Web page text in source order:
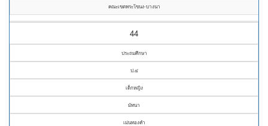
คณะเขตพระโขนง-บางนา
44
ประถมศึกษา
ป.๔
เด็กหญิง
มัทนา
เม่นทองคำ